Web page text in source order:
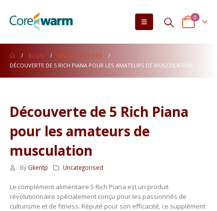
0
BLOG
UNCATEGORISED
DÉCOUVERTE DE 5 RICH PIANA POUR LES AMATEURS DE MUSCULATION
Découverte de 5 Rich Piana
pour les amateurs de
musculation
By Gkentp Uncategorised
Le complément alimentaire 5 Rich Piana est un produit
révolutionnaire spécialement conçu pour les passionnés de
culturisme et de fitness. Réputé pour son efficacité, ce supplément